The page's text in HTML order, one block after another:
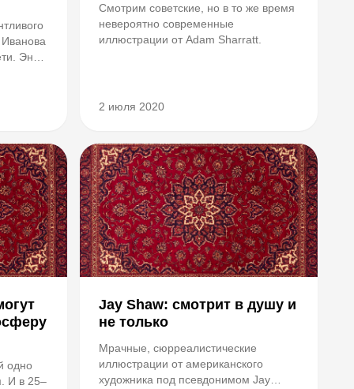
Энди
Смотрим советские, но в то же время
невероятно современные
иллюстрации от Adam Sharratt.
2 июля 2020
одно
И в 25–
Jay Shaw: смотрит в душу и
не только
Мрачные, сюрреалистические
иллюстрации от американского
художника под псевдонимом Jay